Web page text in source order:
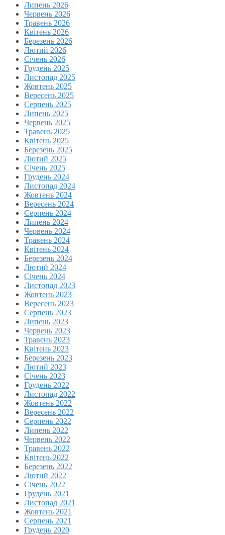
Липень 2026
Червень 2026
Травень 2026
Квітень 2026
Березень 2026
Лютий 2026
Січень 2026
Грудень 2025
Листопад 2025
Жовтень 2025
Вересень 2025
Серпень 2025
Липень 2025
Червень 2025
Травень 2025
Квітень 2025
Березень 2025
Лютий 2025
Січень 2025
Грудень 2024
Листопад 2024
Жовтень 2024
Вересень 2024
Серпень 2024
Липень 2024
Червень 2024
Травень 2024
Квітень 2024
Березень 2024
Лютий 2024
Січень 2024
Листопад 2023
Жовтень 2023
Вересень 2023
Серпень 2023
Липень 2023
Червень 2023
Травень 2023
Квітень 2023
Березень 2023
Лютий 2023
Січень 2023
Грудень 2022
Листопад 2022
Жовтень 2022
Вересень 2022
Серпень 2022
Липень 2022
Червень 2022
Травень 2022
Квітень 2022
Березень 2022
Лютий 2022
Січень 2022
Грудень 2021
Листопад 2021
Жовтень 2021
Серпень 2021
Грудень 2020